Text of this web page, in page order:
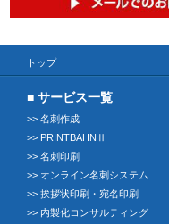
トップ
>> 名刺作成
>> PRINTBAHNⅡ
>> 名刺印刷
>> オンライン名刺システム
>> 挨拶状印刷・宛名印刷
>> 内製化コンサルティング